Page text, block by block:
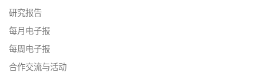
研究报告
每月电子报
每周电子报
合作交流与活动